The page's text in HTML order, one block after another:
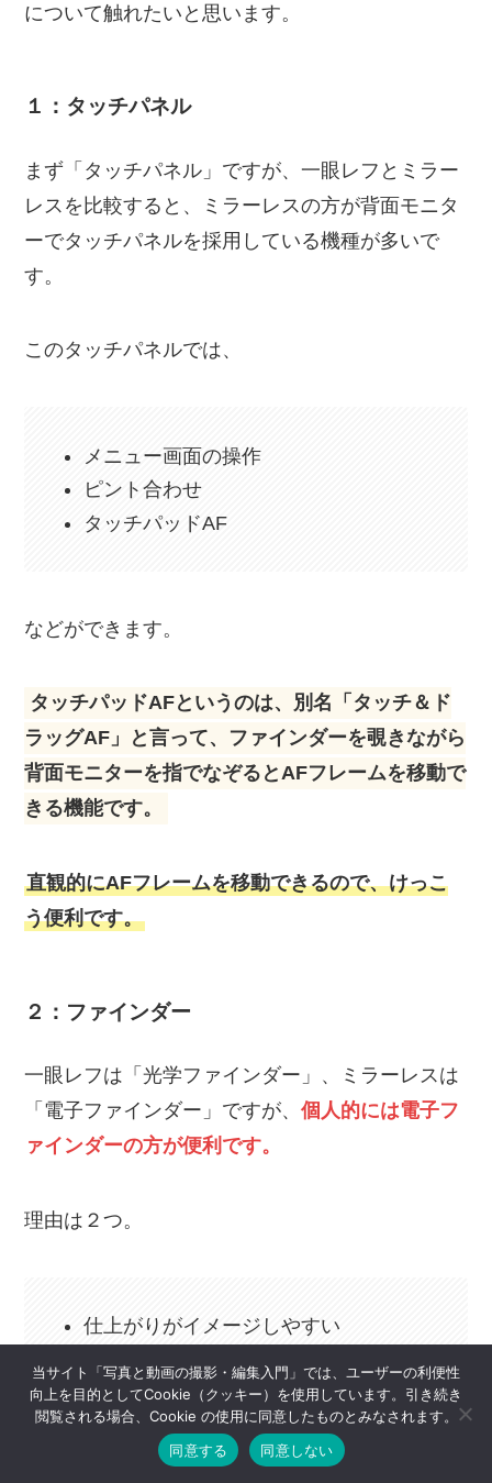
について触れたいと思います。
１：タッチパネル
まず「タッチパネル」ですが、一眼レフとミラー
レスを比較すると、ミラーレスの方が背面モニタ
ーでタッチパネルを採用している機種が多いで
す。
このタッチパネルでは、
メニュー画面の操作
ピント合わせ
タッチパッドAF
などができます。
タッチパッドAFというのは、別名「タッチ＆ド
ラッグAF」と言って、ファインダーを覗きながら
背面モニターを指でなぞるとAFフレームを移動で
きる機能です。
直観的にAFフレームを移動できるので、けっこ
う便利です。
２：ファインダー
一眼レフは「光学ファインダー」、ミラーレスは
「電子ファインダー」ですが、個人的には電子フ
ァインダーの方が便利です。
理由は２つ。
仕上がりがイメージしやすい
当サイト「写真と動画の撮影・編集入門」では、ユーザーの利便性
向上を目的としてCookie（クッキー）を使用しています。引き続き
閲覧される場合、Cookie の使用に同意したものとみなされます。
同意する
同意しない